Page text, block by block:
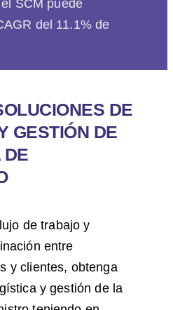
SCM puede
del 11.1% de
DE
GESTIÓN DE
DE
de trabajo y
entre
y clientes, obtenga
y gestión de la